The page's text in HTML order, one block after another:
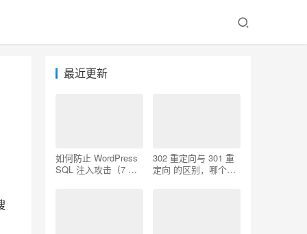
最近更新
如何防止 WordPress
SQL 注入攻击（7 个
302 重定向与 301 重
定向 的区别，哪个更